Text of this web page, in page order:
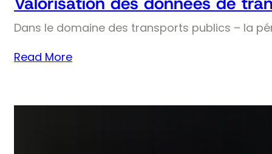
Dans le domaine des transports publics – la
Read More